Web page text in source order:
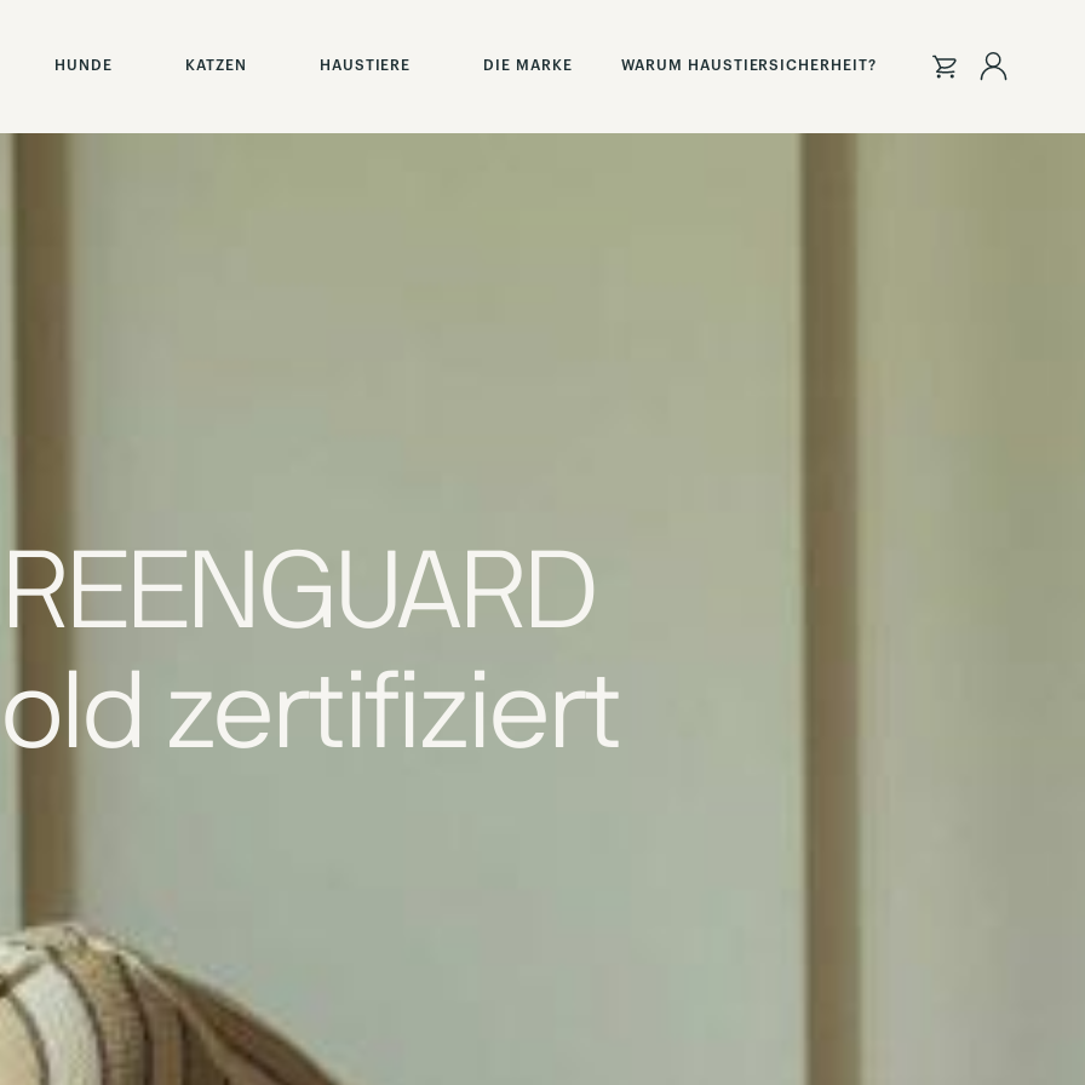
HUNDE KATZEN HAUSTIERE DIE MARKE WARUM HAUSTIERSICHERHEIT?
zertifiziert